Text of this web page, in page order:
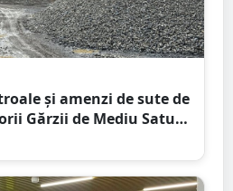
și amenzi de sute de
Gărzii de Mediu Satu